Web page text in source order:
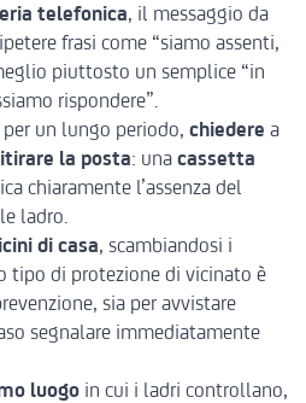
telefonica, il messaggio da
frasi come “siamo assenti,
piuttosto un semplice “in
rispondere”.
un lungo periodo, chiedere a
la posta: una cassetta
chiaramente l’assenza del
ladro.
di casa, scambiandosi i
tipo di protezione di vicinato è
sia per avvistare
segnalare immediatamente
luogo in cui i ladri controllano,